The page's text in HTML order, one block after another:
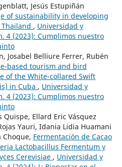
Jesús Estupiñán
of sustainability in developing
, Universidad y
4 (2023): Cumplimos nuestro
Josabel Belliure Ferrer, Rubén
based tourism and bird
of the White-collared Swift
in Cuba , Universidad y
4 (2023): Cumplimos nuestro
Quispe, Ellard Eric Vásquez
Yauri, Idania Lidia Huamani
Choque, Fermentación de Cacao
Lactobacillus Fermentum y
Cerevisiae , Universidad y